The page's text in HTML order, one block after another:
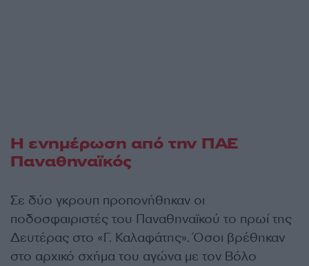
Η ενημέρωση από την ΠΑΕ
Παναθηναϊκός
Σε δύο γκρουπ προπονήθηκαν οι
ποδοσφαιριστές του Παναθηναϊκού το πρωί της
Δευτέρας στο «Γ. Καλαφάτης». Όσοι βρέθηκαν
στο αρχικό σχήμα του αγώνα με τον Βόλο